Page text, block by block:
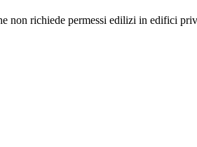
richiede permessi edilizi in edifici